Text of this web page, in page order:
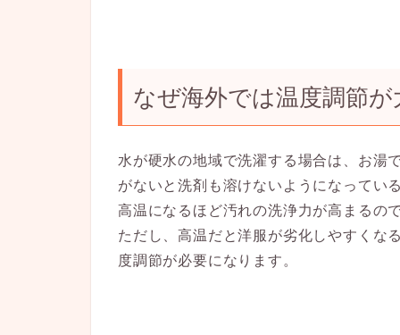
なぜ海外では温度調節
水が硬水の地域で洗濯する場合は、お湯
がないと洗剤も溶けないようになってい
高温になるほど汚れの洗浄力が高まるの
ただし、高温だと洋服が劣化しやすくな
度調節が必要になります。